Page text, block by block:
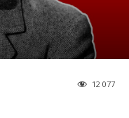
12 077